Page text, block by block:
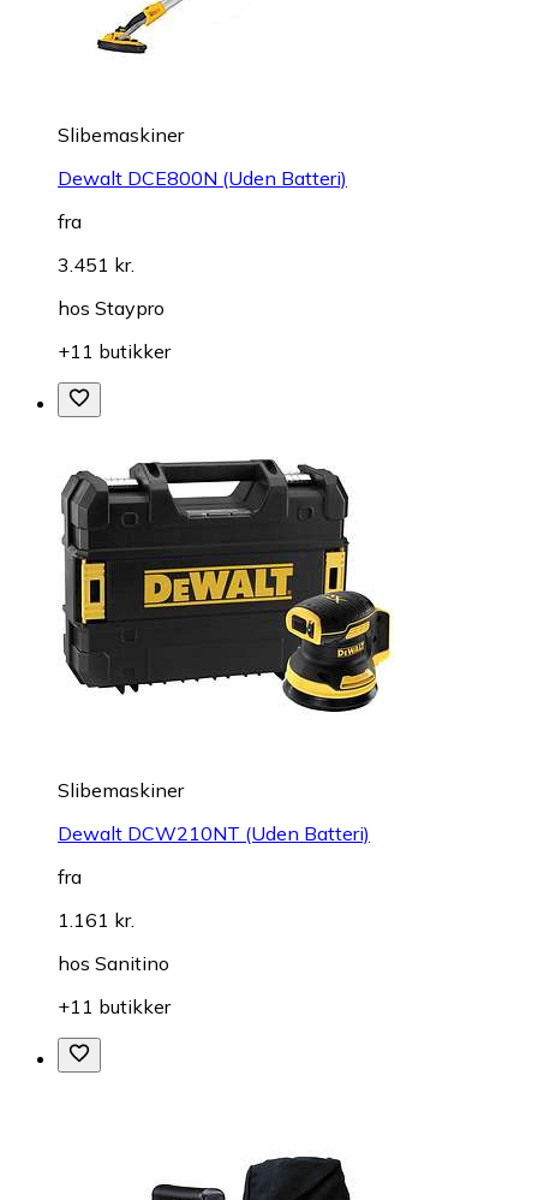
Slibemaskiner
Dewalt DCE800N (Uden Batteri)
fra
3.451 kr.
hos Staypro
+11 butikker
Slibemaskiner
Dewalt DCW210NT (Uden Batteri)
fra
1.161 kr.
hos Sanitino
+11 butikker